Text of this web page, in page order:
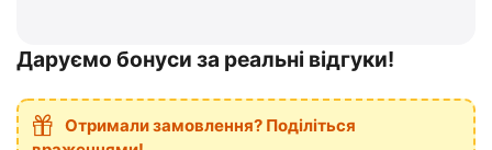
Даруємо бонуси за реальні відгуки!
Отримали замовлення? Поділіться